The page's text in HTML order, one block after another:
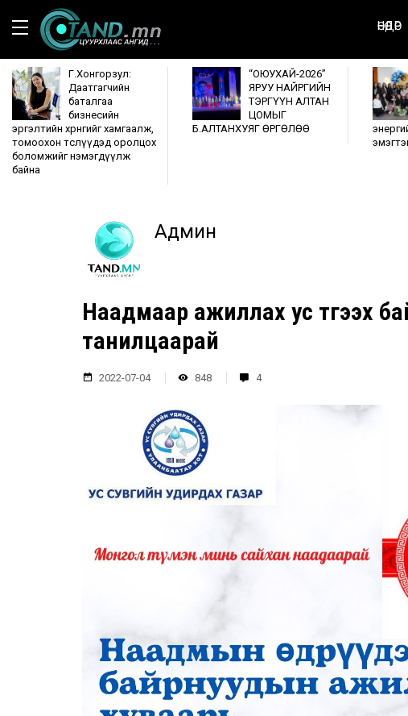
ӨНӨӨДӨР
Г.Хонгорзул:
Даатгагчийн
баталгаа
бизнесийн
эргэлтийн хөрөнгийг хамгаалж,
томоохон төслүүдэд оролцох
боломжийг нэмэгдүүлж
байна
“ОЮУХАЙ-2026”
ЯРУУ НАЙРГИЙН
ТЭРГҮҮН АЛТАН
ЦОМЫГ
Б.АЛТАНХУЯГ ӨРГӨЛӨӨ
Админ
Наадмаар ажиллах ус түгээх
танилцаарай
2022-07-04 848 4